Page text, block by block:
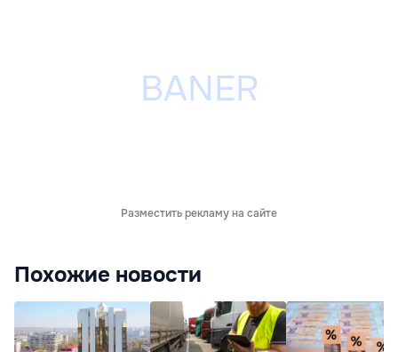
Разместить рекламу на сайте
Похожие новости